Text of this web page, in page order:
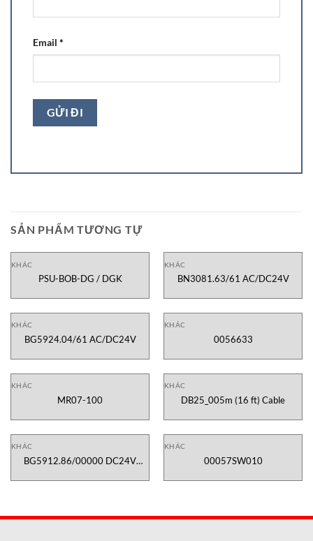
Email *
SẢN PHẨM TƯƠNG TỰ
KHÁC
PSU-BOB-DG / DGK
KHÁC
BN3081.63/61 AC/DC24V
KHÁC
BG5924.04/61 AC/DC24V
KHÁC
0056633
KHÁC
MR07-100
KHÁC
DB25_005m (16 ft) Cable
KHÁC
BG5912.86/00000 DC24V
KHÁC
00057SW010